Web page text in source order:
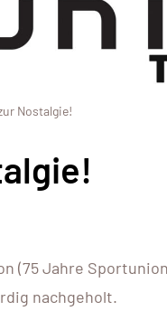
Nostalgie!
(75 Jahre
nachgeholt.